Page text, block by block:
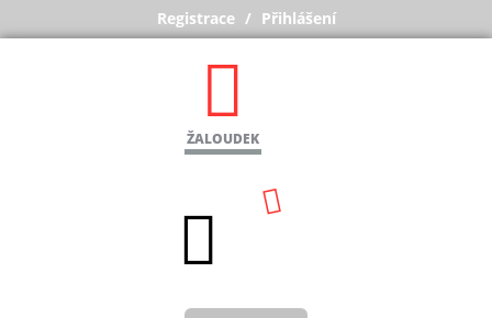
Registrace Přihlášení
ŽALOUDEK